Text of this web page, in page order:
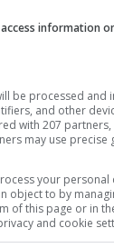
en
esker
en
information
be processed and
and other
with 207
may use precise
your
object to by
of this page or in
and cookie